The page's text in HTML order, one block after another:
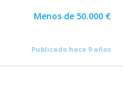
Menos de 50.000 €
Publicado hace 9 años